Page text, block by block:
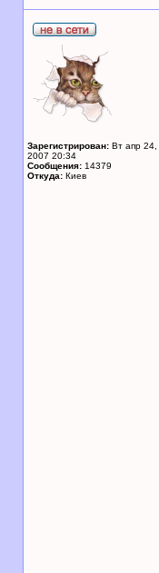
Зарегистрирован: Вт апр 24,
2007 20:34
Сообщения: 14379
Откуда: Киев